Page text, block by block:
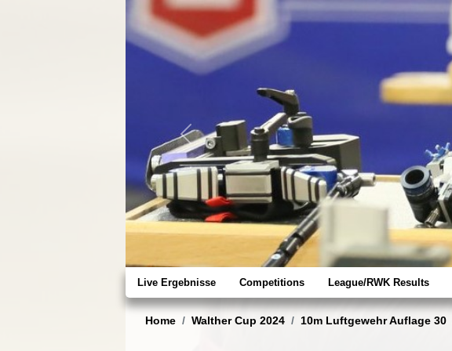
Previous
Live Ergebnisse Competitions League/RWK Results
Home Walther Cup 2024 10m Luftgewehr Auflage 30